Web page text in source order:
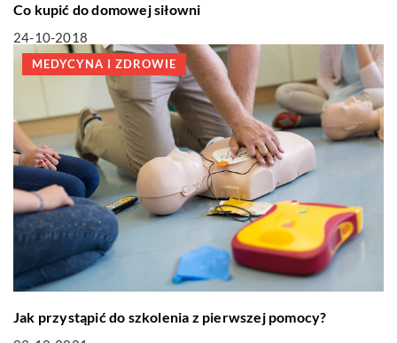
Co kupić do domowej siłowni
24-10-2018
MEDYCYNA I ZDROWIE
Jak przystąpić do szkolenia z pierwszej pomocy?